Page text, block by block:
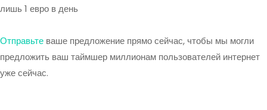
лишь 1 евро в день
Отправьте ваше предложение прямо сейчас, чтобы мы могли
предложить ваш таймшер миллионам пользователей интернет
уже сейчас.